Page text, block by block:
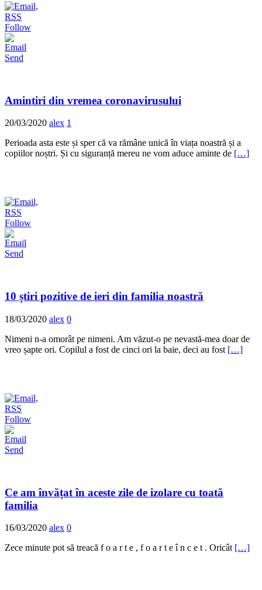
Follow
Send
Amintiri din vremea coronavirusului
20/03/2020 alex 1
Perioada asta este și sper că va rămâne unică în viața noastră și a
copiilor noștri. Și cu siguranță mereu ne vom aduce aminte de […]
Follow
Send
10 știri pozitive de ieri din familia noastră
18/03/2020 alex 0
Nimeni n-a omorât pe nimeni. Am văzut-o pe nevastă-mea doar de
vreo șapte ori. Copilul a fost de cinci ori la baie, deci au fost […]
Follow
Send
Ce am învățat în aceste zile de izolare cu toată
familia
16/03/2020 alex 0
Zece minute pot să treacă f o a r t e , f o a r t e î n c e t . Oricât […]